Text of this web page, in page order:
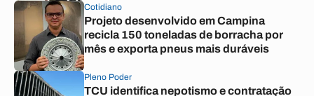
Cotidiano
Projeto desenvolvido em Campina
recicla 150 toneladas de borracha por
mês e exporta pneus mais duráveis
Pleno Poder
TCU identifica nepotismo e contratação